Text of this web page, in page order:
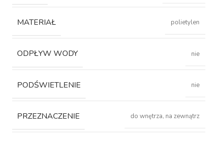
MATERIAŁ polietylen
ODPŁYW WODY nie
PODŚWIETLENIE nie
PRZEZNACZENIE do wnętrza, na zewnątrz